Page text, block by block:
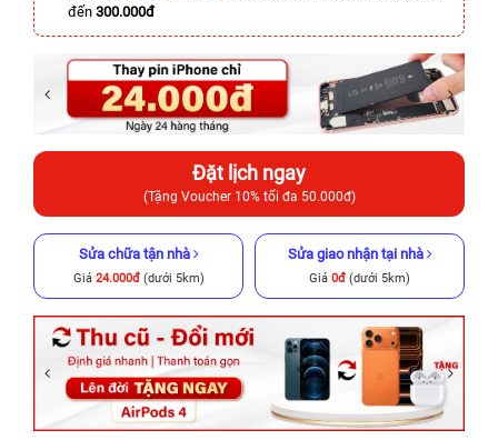
đến 300.000đ
Đặt lịch ngay
(Tặng Voucher 10% tối đa 50.000đ)
Sửa chữa tận nhà
Giá 24.000đ(dưới 5km)
Sửa giao nhận tại nhà
Giá 0đ (dưới 5km)